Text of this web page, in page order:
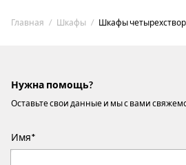
Главная Шкафы Шкафы
Нужна помощь?
Оставьте свои данные и мы с вами
Имя*